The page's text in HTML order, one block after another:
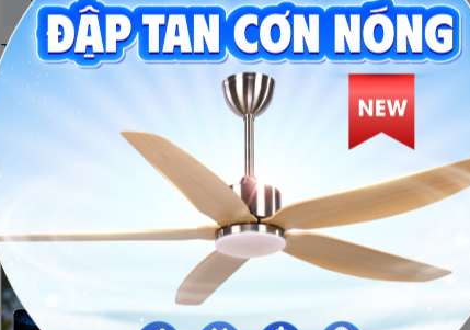
Tiêu Chuẩn An Toàn Khi Thiết Kế Hệ Thống Điện Trong Nhà
25/07/2026 - 10:13 AM